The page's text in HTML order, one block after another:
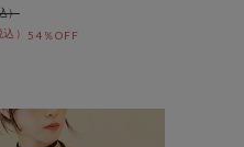
54％OFF